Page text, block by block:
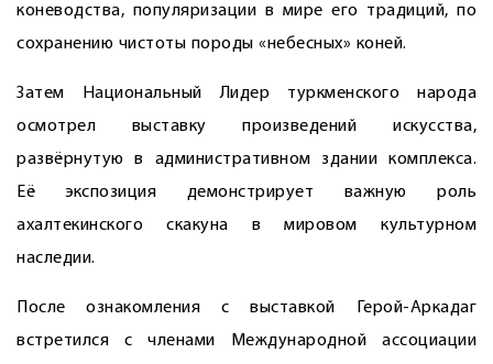
коневодства, популяризации в мире его традиций, по
сохранению чистоты породы «небесных» коней.
Затем Национальный Лидер туркменского народа
осмотрел выставку произведений искусства,
развёрнутую в административном здании комплекса.
Её экспозиция демонстрирует важную роль
ахалтекинского скакуна в мировом культурном
наследии.
После ознакомления с выставкой Герой-Аркадаг
встретился с членами Международной ассоциации